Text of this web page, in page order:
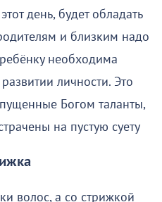
день, будет обладать
и близким надо
необходима
личности. Это
Богом таланты,
на пустую суету
волос, а со стрижкой